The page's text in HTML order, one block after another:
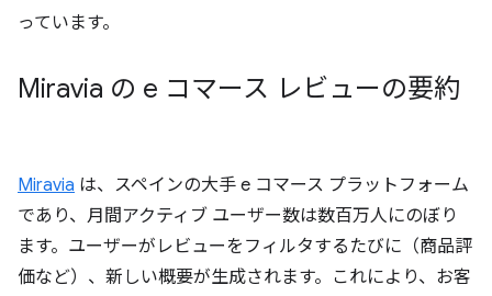
っています。
Miravia の e コマース レビューの要約
Miravia は、スペインの大手 e コマース プラットフォーム
であり、月間アクティブ ユーザー数は数百万人にのぼり
ます。ユーザーがレビューをフィルタするたびに（商品評
価など）、新しい概要が生成されます。これにより、お客